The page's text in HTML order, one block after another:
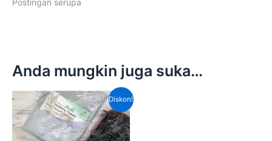
Anda mungkin juga suka…
Diskon!
Harga
aslinya
adalah:
Rp240,000.00.
Harga
saat
ini
adalah:
Rp160,000.00.